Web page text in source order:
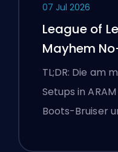
07 Jul 2026
League of
Mayhem
TL;DR: Die am
Setups in
Boots-Bruiser